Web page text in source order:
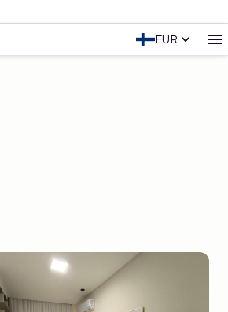
EUR